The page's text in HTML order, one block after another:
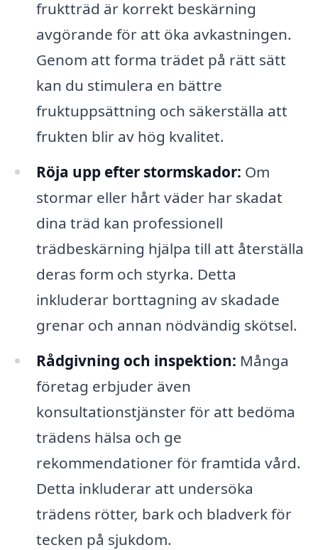
fruktträd är korrekt beskärning
avgörande för att öka avkastningen.
Genom att forma trädet på rätt sätt
kan du stimulera en bättre
fruktuppsättning och säkerställa att
frukten blir av hög kvalitet.
Röja upp efter stormskador: Om
stormar eller hårt väder har skadat
dina träd kan professionell
trädbeskärning hjälpa till att återställa
deras form och styrka. Detta
inkluderar borttagning av skadade
grenar och annan nödvändig skötsel.
Rådgivning och inspektion: Många
företag erbjuder även
konsultationstjänster för att bedöma
trädens hälsa och ge
rekommendationer för framtida vård.
Detta inkluderar att undersöka
trädens rötter, bark och bladverk för
tecken på sjukdom.